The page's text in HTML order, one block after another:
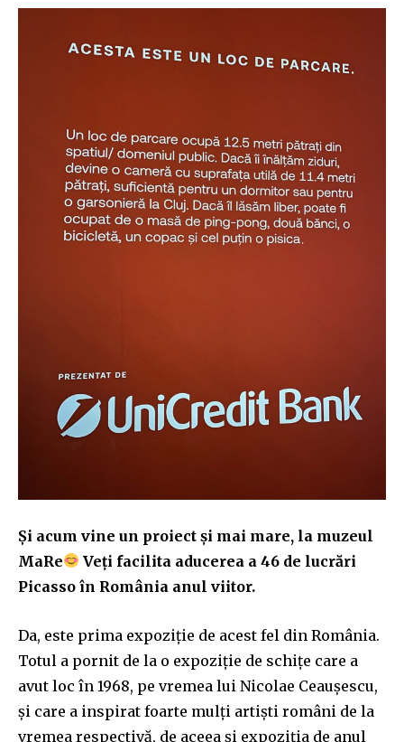
Și acum vine un proiect și mai mare, la muzeul
MaRe
Veți facilita aducerea a 46 de lucrări
Picasso în România anul viitor.
Da, este prima expoziție de acest fel din România.
Totul a pornit de la o expoziție de schițe care a
avut loc în 1968, pe vremea lui Nicolae Ceaușescu,
și care a inspirat foarte mulți artiști români de la
vremea respectivă, de aceea și expoziția de anul